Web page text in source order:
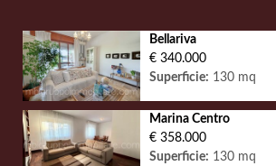
Bellariva
€ 340.000
Superficie: 130 mq
Marina Centro
€ 358.000
Superficie: 130 mq